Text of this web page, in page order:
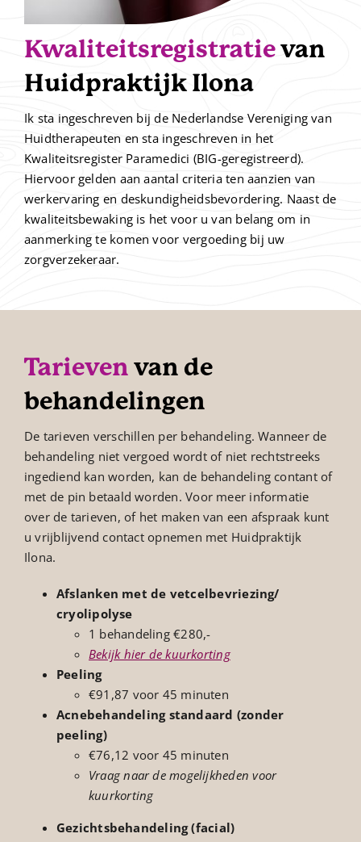
Kwaliteitsregistratievan
Huidpraktijk Ilona
Ik sta ingeschreven bij de Nederlandse Vereniging van
Huidtherapeuten en sta ingeschreven in het
Kwaliteitsregister Paramedici (BIG-geregistreerd).
Hiervoor gelden aan aantal criteria ten aanzien van
werkervaring en deskundigheidsbevordering. Naast de
kwaliteitsbewaking is het voor u van belang om in
aanmerking te komen voor vergoeding bij uw
zorgverzekeraar.
Tarieven van de
behandelingen
De tarieven verschillen per behandeling. Wanneer de
behandeling niet vergoed wordt of niet rechtstreeks
ingediend kan worden, kan de behandeling contant of
met de pin betaald worden. Voor meer informatie
over de tarieven, of het maken van een afspraak kunt
u vrijblijvend contact opnemen met Huidpraktijk
Ilona.
Afslanken met de vetcelbevriezing/
cryolipolyse
1 behandeling €280,-
Bekijk hier de kuurkorting
Peeling
€91,87 voor 45 minuten
Acnebehandeling standaard (zonder
peeling)
€76,12 voor 45 minuten
Vraag naar de mogelijkheden voor
kuurkorting
Gezichtsbehandeling (facial)